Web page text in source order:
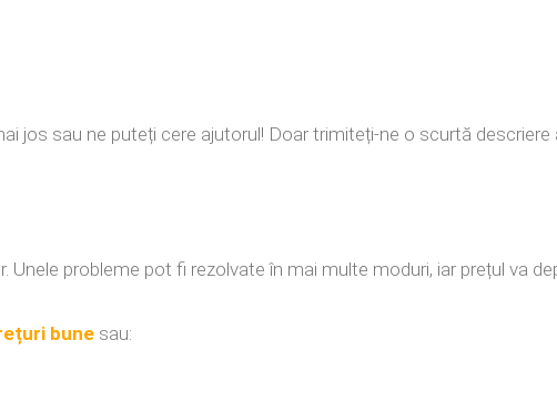
jos sau ne puteți cere ajutorul! Doar trimiteți-ne o scurtă
Unele probleme pot fi rezolvate în mai multe moduri, iar prețul va
bune sau: